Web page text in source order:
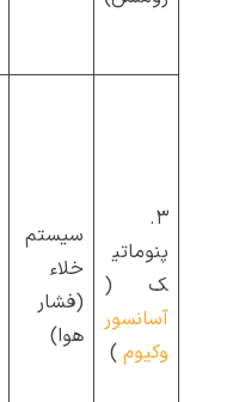
۳.
پنوماتی
ک (
آسانسور
وکیوم)
سیستم
خلاء
(فشار
هوا)